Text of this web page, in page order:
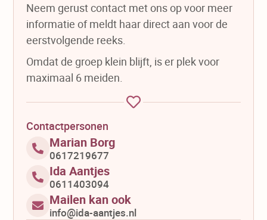
Neem gerust contact met ons op voor meer
informatie of meldt haar direct aan voor de
eerstvolgende reeks.
Omdat de groep klein blijft, is er plek voor
maximaal 6 meiden.
Contactpersonen
Marian Borg
0617219677
Ida Aantjes
0611403094
Mailen kan ook
info@ida-aantjes.nl